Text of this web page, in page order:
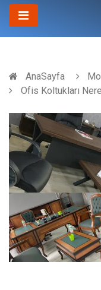
AnaSayfa
Ofis Koltukları